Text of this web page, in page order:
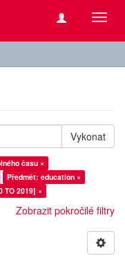
Vykonat
času ×
Předmět: education ×
TO 2019] ×
Zobrazit pokročilé filtry